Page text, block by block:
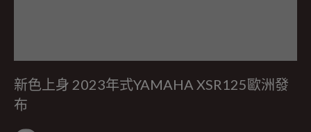
新色上身 2023年式YAMAHA XSR125歐洲發
布